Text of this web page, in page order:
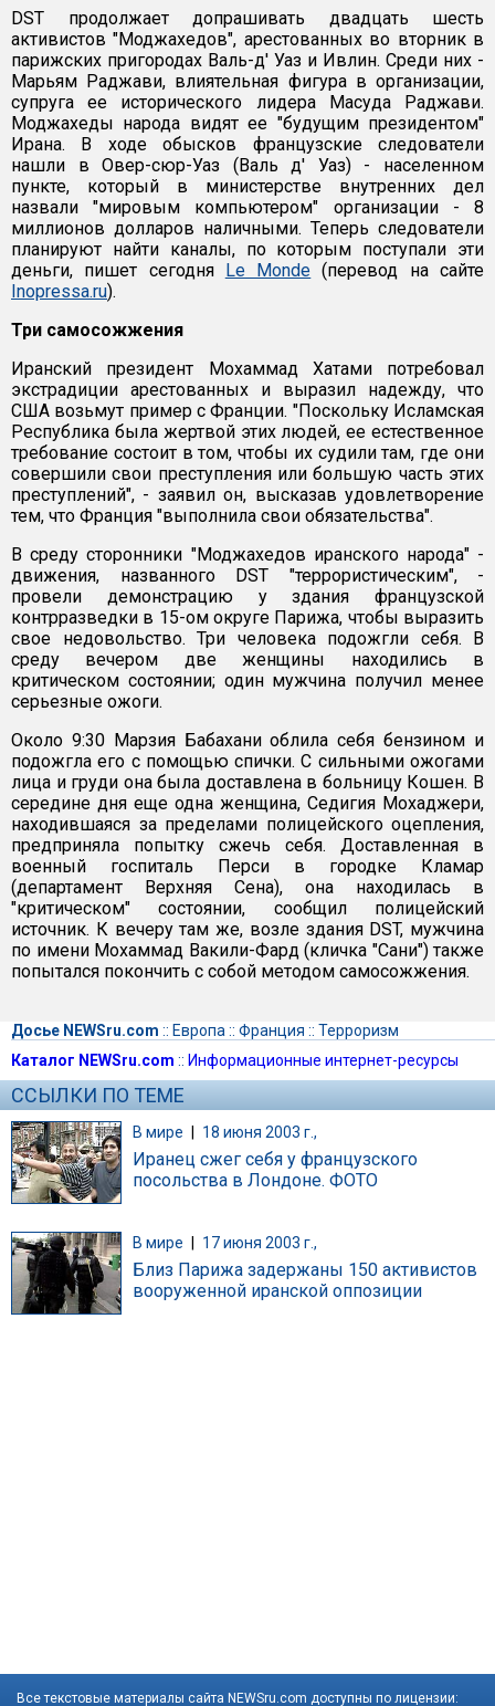
DST продолжает допрашивать двадцать шесть
активистов "Моджахедов", арестованных во вторник в
парижских пригородах Валь-д' Уаз и Ивлин. Среди них -
Марьям Раджави, влиятельная фигура в организации,
супруга ее исторического лидера Масуда Раджави.
Моджахеды народа видят ее "будущим президентом"
Ирана. В ходе обысков французские следователи
нашли в Овер-сюр-Уаз (Валь д' Уаз) - населенном
пункте, который в министерстве внутренних дел
назвали "мировым компьютером" организации - 8
миллионов долларов наличными. Теперь следователи
планируют найти каналы, по которым поступали эти
деньги, пишет сегодня Le Monde (перевод на сайте
Inopressa.ru).
Три самосожжения
Иранский президент Мохаммад Хатами потребовал
экстрадиции арестованных и выразил надежду, что
США возьмут пример с Франции. "Поскольку Исламская
Республика была жертвой этих людей, ее естественное
требование состоит в том, чтобы их судили там, где они
совершили свои преступления или большую часть этих
преступлений", - заявил он, высказав удовлетворение
тем, что Франция "выполнила свои обязательства".
В среду сторонники "Моджахедов иранского народа" -
движения, названного DST "террористическим", -
провели демонстрацию у здания французской
контрразведки в 15-ом округе Парижа, чтобы выразить
свое недовольство. Три человека подожгли себя. В
среду вечером две женщины находились в
критическом состоянии; один мужчина получил менее
серьезные ожоги.
Около 9:30 Марзия Бабахани облила себя бензином и
подожгла его с помощью спички. С сильными ожогами
лица и груди она была доставлена в больницу Кошен. В
середине дня еще одна женщина, Седигия Мохаджери,
находившаяся за пределами полицейского оцепления,
предприняла попытку сжечь себя. Доставленная в
военный госпиталь Перси в городке Кламар
(департамент Верхняя Сена), она находилась в
"критическом" состоянии, сообщил полицейский
источник. К вечеру там же, возле здания DST, мужчина
по имени Мохаммад Вакили-Фард (кличка "Сани") также
попытался покончить с собой методом самосожжения.
Досье NEWSru.com :: Европа :: Франция :: Терроризм
Каталог NEWSru.com :: Информационные интернет-ресурсы
ССЫЛКИ ПО ТЕМЕ
В мире | 18 июня 2003 г.,
Иранец сжег себя у французского
посольства в Лондоне. ФОТО
В мире 17 июня 2003 г.,
Близ Парижа задержаны 150 активистов
вооруженной иранской оппозиции
Все текстовые материалы сайта NEWSru.com доступны по лицензии: